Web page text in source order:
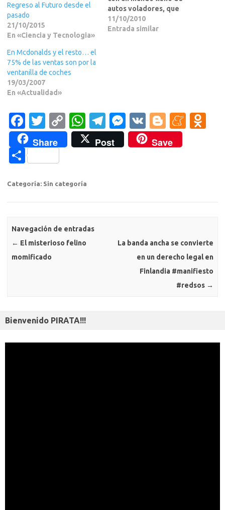
Regreso al Futuro desde el
pasado
21/10/2015
En «Ciencia y Tecnologia»
autos voladores, que
incluso sean capaces de
manejarse solos,
11/10/2010
Entrada similar
En Mcdonalds y el resto… el
75% de las ventas son por la
ventanilla de coches
19/03/2007
En «Actualidad»
F
a
c
e
b
k
T
w
it
te
r
C
o
p
Li
W
h
at
A
T
el
e
M
e
ss
V
K
Bl
o
g
M
ki
Share Post Save
C
m
ti
r
Categoría: Sin categoría
Navegación de entradas
← El misterioso felino
momificado
La banda ancha se convierte
en un derecho legal en
Finlandia #manifiesto
#redsos →
Bienvenido PIRATA!!!